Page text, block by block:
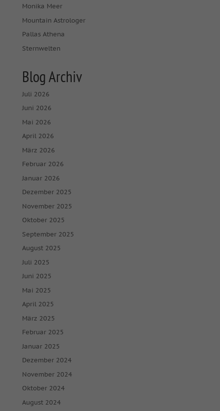
Monika Meer
Mountain Astrologer
Pallas Athena
Sternwelten
Blog Archiv
Juli 2026
Juni 2026
Mai 2026
April 2026
März 2026
Februar 2026
Januar 2026
Dezember 2025
November 2025
Oktober 2025
September 2025
August 2025
Juli 2025
Juni 2025
Mai 2025
April 2025
März 2025
Februar 2025
Januar 2025
Dezember 2024
November 2024
Oktober 2024
August 2024